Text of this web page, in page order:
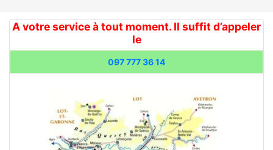
A votre service à tout moment. Il suffit d’appeler
le
097 777 36 14